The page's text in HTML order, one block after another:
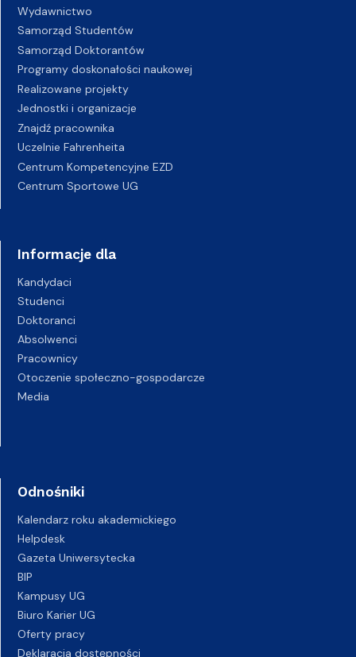
Wydawnictwo
Samorząd Studentów
Samorząd Doktorantów
Programy doskonałości naukowej
Realizowane projekty
Jednostki i organizacje
Znajdź pracownika
Uczelnie Fahrenheita
Centrum Kompetencyjne EZD
Centrum Sportowe UG
Informacje dla
Kandydaci
Studenci
Doktoranci
Absolwenci
Pracownicy
Otoczenie społeczno-gospodarcze
Media
Odnośniki
Kalendarz roku akademickiego
Helpdesk
Gazeta Uniwersytecka
BIP
Kampusy UG
Biuro Karier UG
Oferty pracy
Deklaracja dostępności